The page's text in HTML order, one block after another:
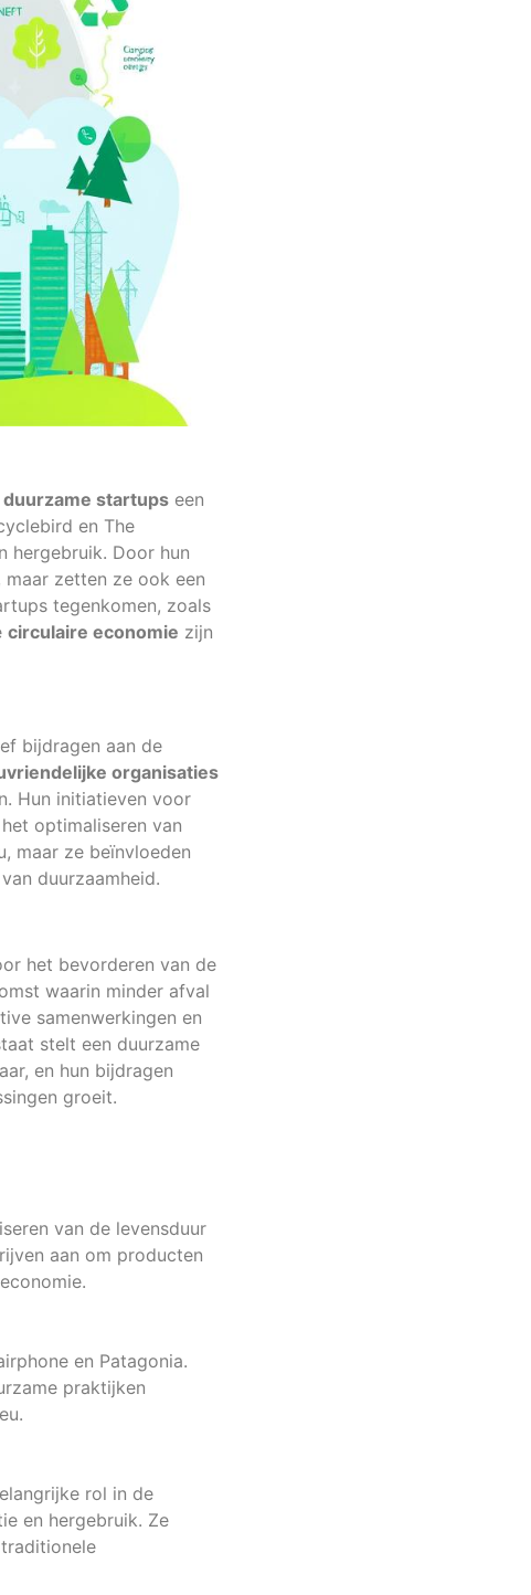
duurzame startups een
en The
hergebruik. Door hun
zetten ze ook een
tegenkomen, zoals
circulaire economie zijn
bijdragen aan de
organisaties
Hun initiatieven voor
optimaliseren van
maar ze beïnvloeden
duurzaamheid.
het bevorderen van de
waarin minder afval
samenwerkingen en
stelt een duurzame
en hun bijdragen
groeit.
van de levensduur
aan om producten
en Patagonia.
praktijken
rol in de
en hergebruik. Ze